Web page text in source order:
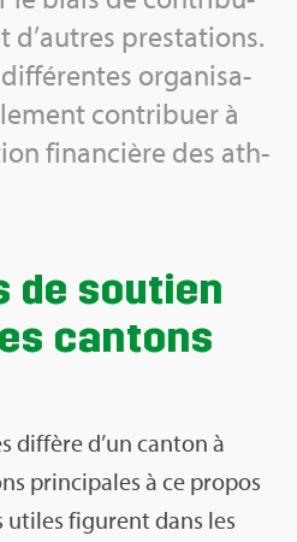
d’autres pres­ta­tions.
orga­ni­sa­
contri­buer à
finan­cière des ath­
de sou­tien
can­tons
dif­fère d’un can­ton à
prin­ci­pales à ce pro­pos
utiles figurent dans les